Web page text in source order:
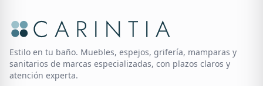
Estilo en tu baño. Muebles, espejos, grifería, mamparas y
sanitarios de marcas especializadas, con plazos claros y
atención experta.